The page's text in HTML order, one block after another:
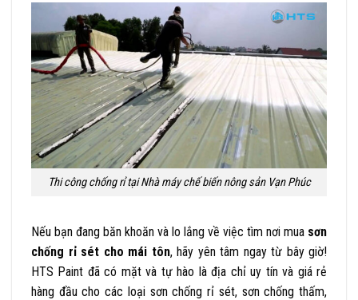
Thi công chống rỉ tại Nhà máy chế biến nông sản Vạn Phúc
Nếu bạn đang băn khoăn và lo lắng về việc tìm nơi mua sơn
chống rỉ sét cho mái tôn, hãy yên tâm ngay từ bây giờ!
HTS Paint đã có mặt và tự hào là địa chỉ uy tín và giá rẻ
hàng đầu cho các loại sơn chống rỉ sét, sơn chống thấm,